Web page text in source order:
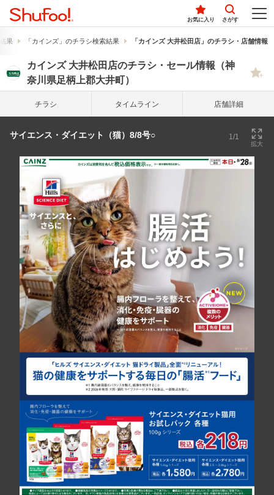
お気に入り さがす
果 「カインズ」のチラシ検索結果 「カインズ 大井松田店」のチラシ・店舗情報
カインズ 大井松田店のチラシ・セール情報（神
奈川県足柄上郡大井町）
チラシ タイム ライン 店舗詳細
サイエンス・ダイエット（猫）8/8号○ 1/1
拡大